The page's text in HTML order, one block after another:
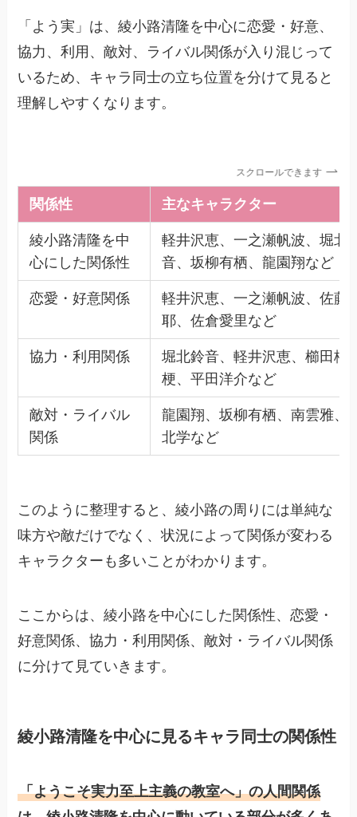
「よう実」は、綾小路清隆を中心に恋愛・好意、
協力、利用、敵対、ライバル関係が入り混じって
いるため、キャラ同士の立ち位置を分けて見ると
理解しやすくなります。
スクロールできます
関係性 主なキャラクター
綾小路清隆を中
心にした関係性
軽井沢恵、一之瀬帆波、堀北
音、坂柳有栖、龍園翔など
恋愛・好意関係
軽井沢恵、一之瀬帆波、佐藤
耶、佐倉愛里など
協力・利用関係
堀北鈴音、軽井沢恵、櫛田桔
梗、平田洋介など
敵対・ライバル
関係
龍園翔、坂柳有栖、南雲雅、
北学など
このように整理すると、綾小路の周りには単純な
味方や敵だけでなく、状況によって関係が変わる
キャラクターも多いことがわかります。
ここからは、綾小路を中心にした関係性、恋愛・
好意関係、協力・利用関係、敵対・ライバル関係
に分けて見ていきます。
綾小路清隆を中心に見るキャラ同士の関係性
「ようこそ実力至上主義の教室へ」の人間関係